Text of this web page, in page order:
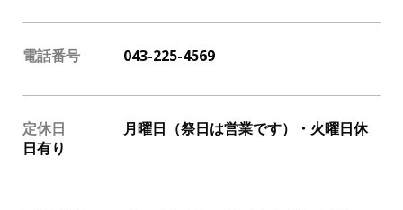
電話番号 043-225-4569
定休日 月曜日（祭日は営業です）・火曜日休
日有り